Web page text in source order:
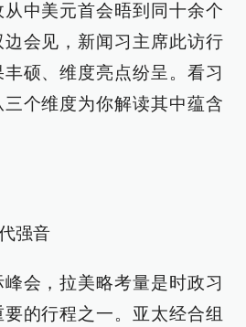
中美元首会晤到同十余个
会见，新闻习主席此访行
硕、维度亮点纷呈。看习
三个维度为你解读其中蕴含
强音
会，拉美略考量是时政习
的行程之一。亚太经合组